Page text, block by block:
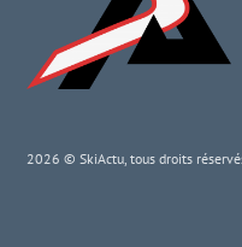
2026 © SkiActu, tous droits